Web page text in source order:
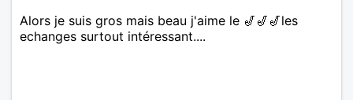
Alors je suis gros mais beau j'aime le 🎷🎷🎷les
echanges surtout intéressant....